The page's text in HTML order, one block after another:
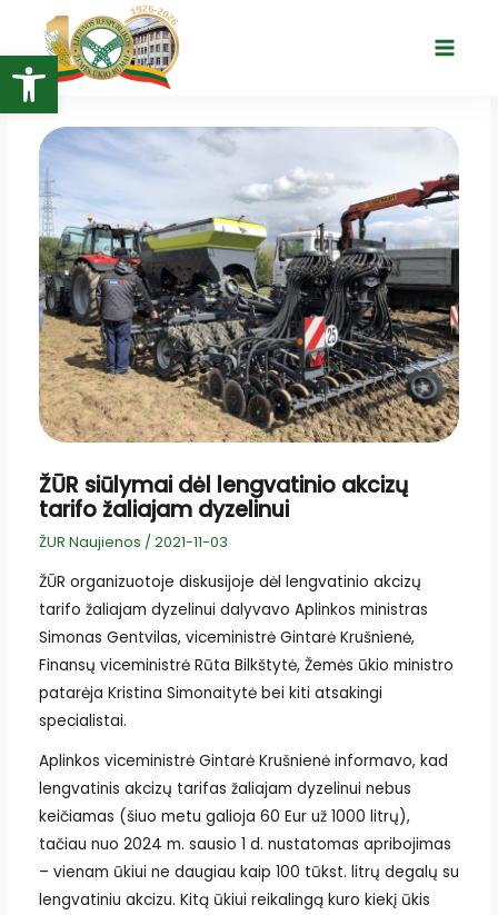
Open toolbar
turinio
Main
ŽŪR siūlymai dėl lengvatinio akcizų
tarifo žaliajam dyzelinui
ŽUR Naujienos / 2021-11-03
ŽŪR organizuotoje diskusijoje dėl lengvatinio akcizų
tarifo žaliajam dyzelinui dalyvavo Aplinkos ministras
Simonas Gentvilas, viceministrė Gintarė Krušnienė,
Finansų viceministrė Rūta Bilkštytė, Žemės ūkio ministro
patarėja Kristina Simonaitytė bei kiti atsakingi
specialistai.
Aplinkos viceministrė Gintarė Krušnienė informavo, kad
lengvatinis akcizų tarifas žaliajam dyzelinui nebus
keičiamas (šiuo metu galioja 60 Eur už 1000 litrų),
tačiau nuo 2024 m. sausio 1 d. nustatomas apribojimas
– vienam ūkiui ne daugiau kaip 100 tūkst. litrų degalų su
lengvatiniu akcizu. Kitą ūkiui reikalingą kuro kiekį ūkis